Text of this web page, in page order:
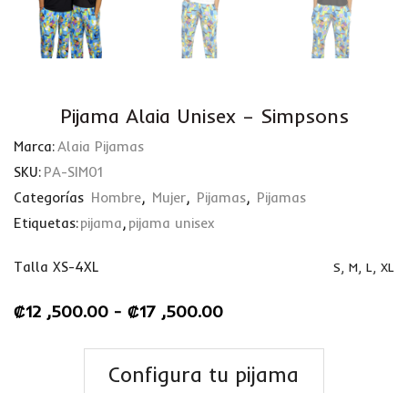
Pijama Alaia Unisex – Simpsons
Marca:Alaia Pijamas
SKU: PA-SIM01
Categorías Hombre, Mujer, Pijamas, Pijamas
Etiquetas:pijama, pijama unisex
Talla XS-4XL S, M, L, XL
₡12 ,500.00 - ₡17 ,500.00
Configura tu pijama